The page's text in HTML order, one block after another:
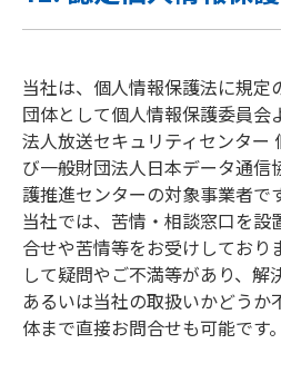
当社は、個人情報保護法に規定
団体として個人情報保護委員会
法人放送セキュリティセンター
び一般財団法人日本データ通信
護推進センターの対象事業者です
当社では、苦情・相談窓口を設
合せや苦情等をお受けしており
して疑問やご不満等があり、解
あるいは当社の取扱いかどうか
体まで直接お問合せも可能です。